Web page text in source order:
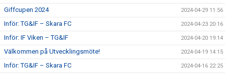
Giffcupen 2024 2024-04-29 11:56
Inför: TG&IF – Skara FC 2024-04-23 20:16
Inför: IF Viken – TG&IF 2024-04-20 19:14
Välkommen på Utvecklingsmöte! 2024-04-19 14:15
Inför: TG&IF – Skara FC 2024-04-16 22:25